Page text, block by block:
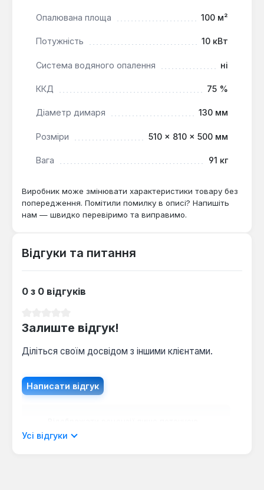
верх печі накопичує тепло та віддає його
температуру.
Зручність експлуатації:
Додаткове топочне
вікно для розпалювання та відсік для дров
спрощують використання та зберігання.
Дров'яна піч PRITY K22 CP є практичним рішенням
для опалення приватних будинків, дач, майстерень
надійний, економічний та функціональний
опалювальний прилад з можливістю тривалого
Опалювана площа 100 м²
Потужність 10 кВт
Система водяного опалення ні
ККД 75 %
Діаметр димаря 130 мм
Розміри 510 × 810 × 500 мм
Вага 91 кг
Виробник може змінювати характеристики товару без
попередження. Помітили помилку в описі? Напишіть
нам — швидко перевіримо та виправимо.
Відгуки та питання
0 з 0 відгуків
Залиште відгук!
Діліться своїм досвідом з іншими клієнтами.
Написати відгук
мовою.
Усі відгуки